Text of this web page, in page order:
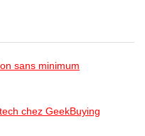
sans minimum
chez GeekBuying